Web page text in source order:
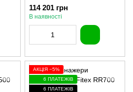
A2100G
114 201 грн
В наявності
АКЦІЯ −5%
6 ПЛАТЕЖІВ
6 ПЛАТЕЖІВ